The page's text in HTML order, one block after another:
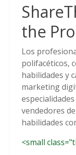
the
Los
polifacéticos,
habilidades y
marketing
vendedores
habilidades
<small